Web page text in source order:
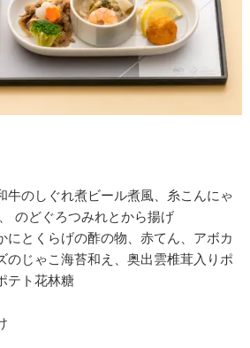
牛のしぐれ煮ビール煮風、糸こんにゃ
のどぐろつみれとから揚げ
にとくらげの酢の物、赤てん、アボカ
のじゃこ海苔和え、奥出雲椎茸入りポ
テト花林糖